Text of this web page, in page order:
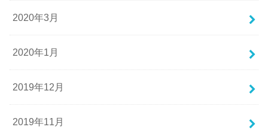
2020年3月
2020年1月
2019年12月
2019年11月